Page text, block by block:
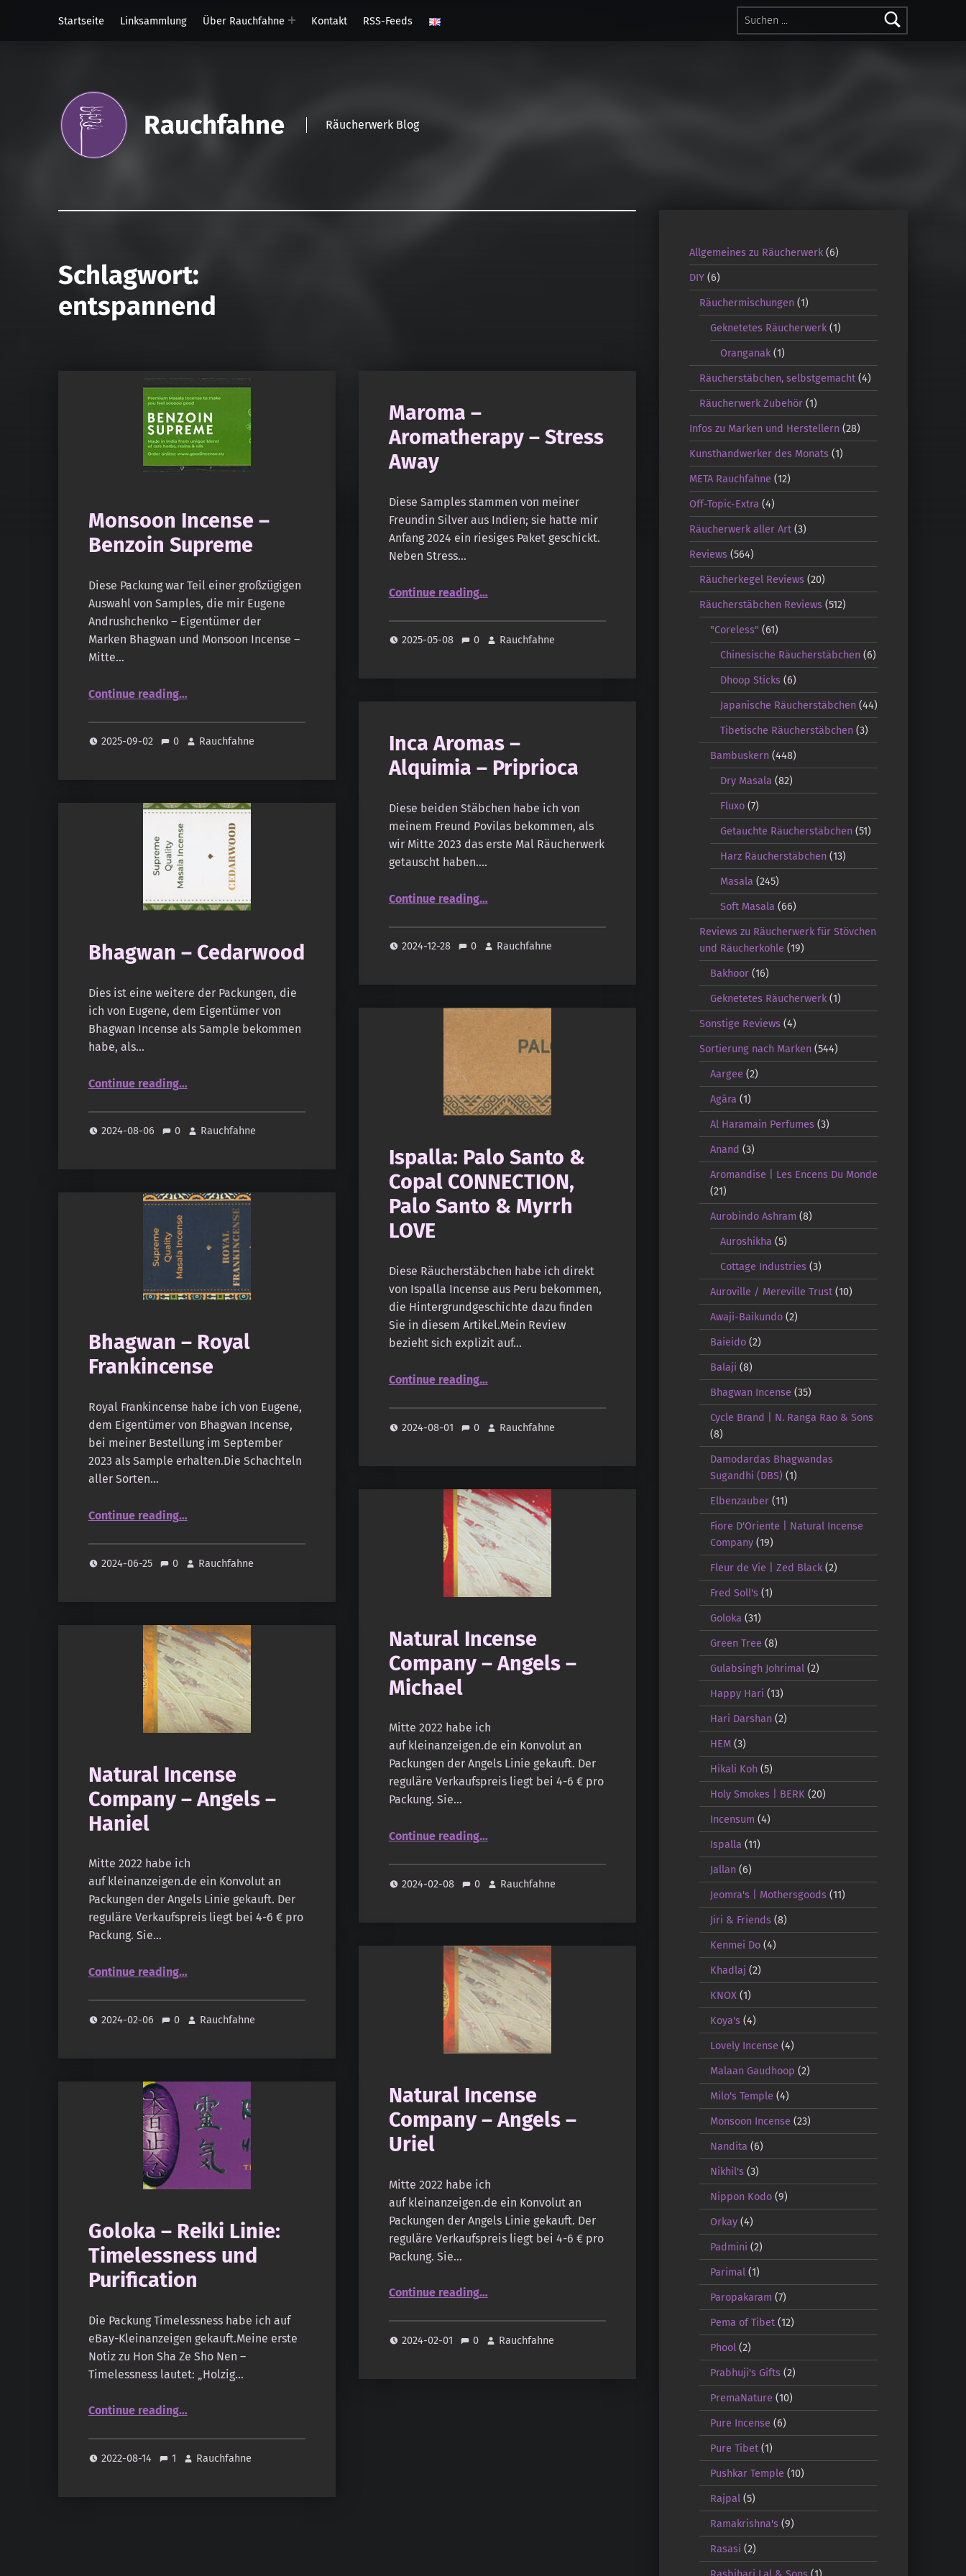
Suchen nach:
Startseite
Linksammlung Über Rauchfahne Kontakt RSS-Feeds
Rauchfahne Räucherwerk Blog
Schlagwort:
entspannend
Monsoon Incense –
Benzoin Supreme
Diese Packung war Teil einer großzügigen
Auswahl von Samples, die mir Eugene
Andrushchenko – Eigentümer der
Marken Bhagwan und Monsoon Incense –
Mitte…
Continue reading“Monsoon Incense – Benzoin Supreme”
…
2025-09-02 0 Rauchfahne
Maroma –
Aromatherapy – Stress
Away
Diese Samples stammen von meiner
Freundin Silver aus Indien; sie hatte mir
Anfang 2024 ein riesiges Paket geschickt.
Neben Stress…
Continue reading“Maroma – Aromatherapy – Stress Away”
…
2025-05-08 0 Rauchfahne
Inca Aromas –
Alquimia – Priprioca
Diese beiden Stäbchen habe ich von
meinem Freund Povilas bekommen, als
wir Mitte 2023 das erste Mal Räucherwerk
getauscht haben.…
Continue reading“Inca Aromas – Alquimia – Priprioca”
…
2024-12-28 0 Rauchfahne
Bhagwan – Cedarwood
Dies ist eine weitere der Packungen, die
ich von Eugene, dem Eigentümer von
Bhagwan Incense als Sample bekommen
habe, als…
Continue reading…
2024-08-06 0 Rauchfahne
Ispalla: Palo Santo &
Copal CONNECTION,
Palo Santo & Myrrh
LOVE
Diese Räucherstäbchen habe ich direkt
von Ispalla Incense aus Peru bekommen,
die Hintergrundgeschichte dazu finden
Sie in diesem Artikel.Mein Review
bezieht sich explizit auf…
Continue reading“Ispalla: Palo Santo & Copal CONNECTION, Palo Santo & Myrrh LOVE”
…
2024-08-01 0 Rauchfahne
Bhagwan – Royal
Frankincense
Royal Frankincense habe ich von Eugene,
dem Eigentümer von Bhagwan Incense,
bei meiner Bestellung im September
2023 als Sample erhalten.Die Schachteln
aller Sorten…
Continue reading…
2024-06-25 0 Rauchfahne
Natural Incense
Company – Angels –
Michael
Mitte 2022 habe ich
auf kleinanzeigen.de ein Konvolut an
Packungen der Angels Linie gekauft. Der
reguläre Verkaufspreis liegt bei 4-6 € pro
Packung. Sie…
Continue reading“Natural Incense Company – Angels – Michael”
…
2024-02-08 0 Rauchfahne
Natural Incense
Company – Angels –
Haniel
Mitte 2022 habe ich
auf kleinanzeigen.de ein Konvolut an
Packungen der Angels Linie gekauft. Der
reguläre Verkaufspreis liegt bei 4-6 € pro
Packung. Sie…
Continue reading“Natural Incense Company – Angels – Haniel”
…
2024-02-06 0 Rauchfahne
Natural Incense
Company – Angels –
Uriel
Mitte 2022 habe ich
auf kleinanzeigen.de ein Konvolut an
Packungen der Angels Linie gekauft. Der
reguläre Verkaufspreis liegt bei 4-6 € pro
Packung. Sie…
Continue reading“Natural Incense Company – Angels – Uriel”
…
2024-02-01 0 Rauchfahne
Goloka – Reiki Linie:
Timelessness und
Purification
Die Packung Timelessness habe ich auf
eBay-Kleinanzeigen gekauft.Meine erste
Notiz zu Hon Sha Ze Sho Nen –
Timelessness lautet: „Holzig…
Continue reading“Goloka – Reiki Linie: Timelessness und Purification”
…
2022-08-14 1 Rauchfahne
Allgemeines zu Räucherwerk(6)
DIY(6)
Räuchermischungen (1)
Geknetetes Räucherwerk(1)
Oranganak (1)
Räucherstäbchen, selbstgemacht (4)
Räucherwerk Zubehör (1)
Infos zu Marken und Herstellern(28)
Kunsthandwerker des Monats(1)
META Rauchfahne (12)
Off-Topic-Extra (4)
Räucherwerk aller Art(3)
Reviews(564)
Räucherkegel Reviews (20)
Räucherstäbchen Reviews (512)
"Coreless" (61)
Chinesische Räucherstäbchen (6)
Dhoop Sticks (6)
Japanische Räucherstäbchen (44)
Tibetische Räucherstäbchen (3)
Bambuskern(448)
Dry Masala (82)
Fluxo (7)
Getauchte Räucherstäbchen (51)
Harz Räucherstäbchen (13)
Masala (245)
Soft Masala (66)
Reviews zu Räucherwerk für Stövchen
und Räucherkohle (19)
Bakhoor(16)
Geknetetes Räucherwerk(1)
Sonstige Reviews (4)
Sortierung nach Marken (544)
Aargee (2)
Agāra (1)
Al Haramain Perfumes(3)
Anand (3)
Aromandise | Les Encens Du Monde
(21)
Aurobindo Ashram (8)
Auroshikha (5)
Cottage Industries (3)
Auroville / Mereville Trust(10)
Awaji-Baikundo(2)
Baieido(2)
Balaji (8)
Bhagwan Incense (35)
Cycle Brand | N. Ranga Rao & Sons
(8)
Damodardas Bhagwandas
Sugandhi (DBS) (1)
Elbenzauber(11)
Fiore D'Oriente | Natural Incense
Company(19)
Fleur de Vie | Zed Black(2)
Fred Soll's(1)
Goloka (31)
Green Tree (8)
Gulabsingh Johrimal (2)
Happy Hari (13)
Hari Darshan(2)
HEM(3)
Hikali Koh(5)
Holy Smokes | BERK (20)
Incensum (4)
Ispalla (11)
Jallan(6)
Jeomra's | Mothersgoods(11)
Jiri & Friends(8)
Kenmei Do(4)
Khadlaj (2)
KNOX (1)
Koya's(4)
Lovely Incense (4)
Malaan Gaudhoop (2)
Milo's Temple (4)
Monsoon Incense (23)
Nandita (6)
Nikhil's(3)
Nippon Kodo(9)
Orkay(4)
Padmini (2)
Parimal (1)
Paropakaram (7)
Pema of Tibet(12)
Phool (2)
Prabhuji's Gifts(2)
PremaNature (10)
Pure Incense (6)
Pure Tibet(1)
Pushkar Temple (10)
Rajpal (5)
Ramakrishna's(9)
Rasasi (2)